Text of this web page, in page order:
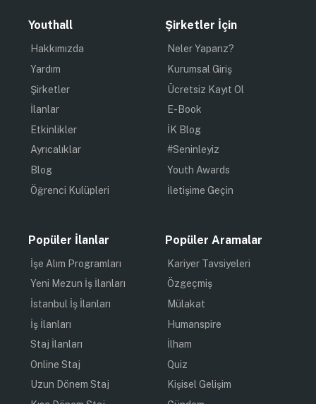
Youthall
Hakkımızda
Yardım
Şirketler
İlanlar
Etkinlikler
Ayrıcalıklar
Blog
Öğrenci Kulüpleri
Şirketler İçin
Neler Yaparız?
Kurumsal Giriş
Ücretsiz Kayıt Ol
E-Book
İK Blog
#Seninleyiz
Youth Awards
İletişime Geçin
Popüler İlanlar
İşe Alım Programları
Yeni Mezun İş İlanları
İstanbul İş İlanları
İş İlanları
Staj İlanları
Online Staj
Uzun Dönem Staj
Popüler Aramalar
Kariyer Tavsiyeleri
Özgeçmiş
Mülakat
Humanspire
İlham
Quiz
Kişisel Gelişim